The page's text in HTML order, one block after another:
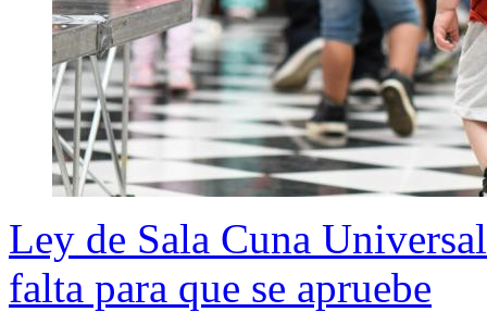
Ley de Sala Cuna
falta para que se apruebe